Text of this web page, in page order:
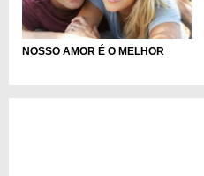
NOSSO AMOR É O MELHOR